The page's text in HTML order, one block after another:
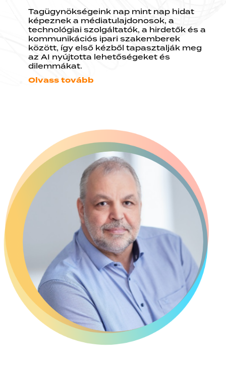
Tagügynökségeink nap mint nap hidat
képeznek a médiatulajdonosok, a
technológiai szolgáltatók, a hirdetők és a
kommunikációs ipari szakemberek
között, így első kézből tapasztalják meg
az AI nyújtotta lehetőségeket és
dilemmákat.
Olvass tovább